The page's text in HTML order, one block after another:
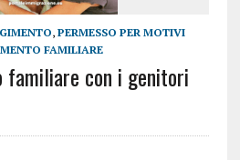
, PERMESSO PER MOTIVI
FAMILIARE
familiare con i genitori